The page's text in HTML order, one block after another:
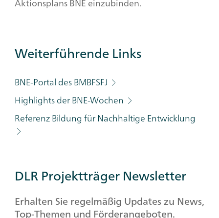
Weiterführende Links
BNE-Portal des BMBFSFJ
Highlights der BNE-Wochen
Referenz Bildung für Nachhaltige Entwicklung
DLR Projektträger Newsletter
Erhalten Sie regelmäßig Updates zu News,
Top-Themen und Förderangeboten.